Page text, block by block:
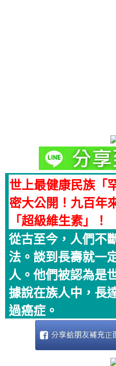
世上最健康民族「
密大公開！九百年
「超級維生素」！
從古至今，人們不
法。談到長壽就一
人。他們被認為是
據說在族人中，長
過癌症。